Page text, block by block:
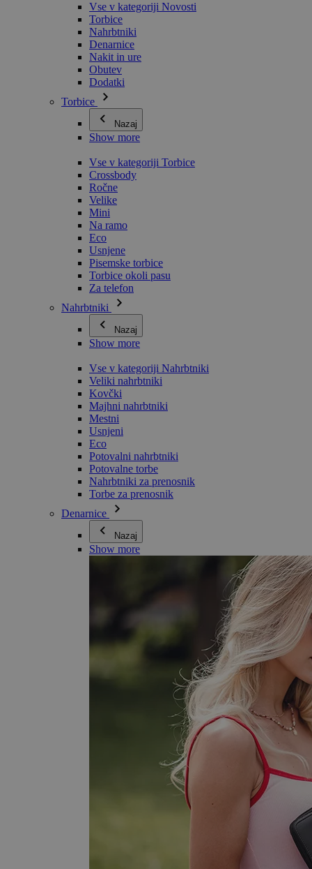
Vse v kategoriji Novosti
Torbice
Nahrbtniki
Denarnice
Nakit in ure
Obutev
Dodatki
Torbice
Nazaj
Show more
Vse v kategoriji Torbice
Crossbody
Ročne
Velike
Mini
Na ramo
Eco
Usnjene
Pisemske torbice
Torbice okoli pasu
Za telefon
Nahrbtniki
Nazaj
Show more
Vse v kategoriji Nahrbtniki
Veliki nahrbtniki
Kovčki
Majhni nahrbtniki
Mestni
Usnjeni
Eco
Potovalni nahrbtniki
Potovalne torbe
Nahrbtniki za prenosnik
Torbe za prenosnik
Denarnice
Nazaj
Show more